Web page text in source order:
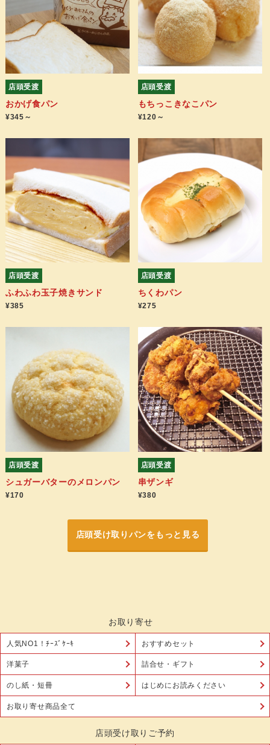
店頭受渡
おかげ食パン
¥345～
店頭受渡
もちっこきなこパン
¥120～
店頭受渡
ふわふわ玉子焼きサンド
¥385
店頭受渡
ちくわパン
¥275
店頭受渡
シュガーバターのメロンパン
¥170
店頭受渡
串ザンギ
¥380
店頭受け取りパンをもっと見る
お取り寄せ
人気NO1！ﾁｰｽﾞｹｰｷ おすすめセット
洋菓子 詰合せ・ギフト
のし紙・短冊 はじめにお読みください
お取り寄せ商品全て
店頭受け取りご予約